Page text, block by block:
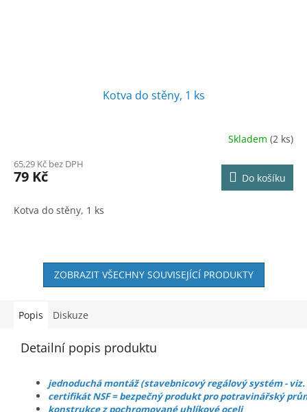
Kotva do stěny, 1 ks
Skladem (2 ks)
65,29 Kč bez DPH
79 Kč Do košíku
Kotva do stěny, 1 ks
ZOBRAZIT VŠECHNY SOUVISEJÍCÍ PRODUKTY
Popis Diskuze
Detailní popis produktu
jednoduchá montáž (stavebnicový regálový systém -
certifikát NSF = bezpečný produkt pro potravinářský
konstrukce z pochromované uhlíkové oceli